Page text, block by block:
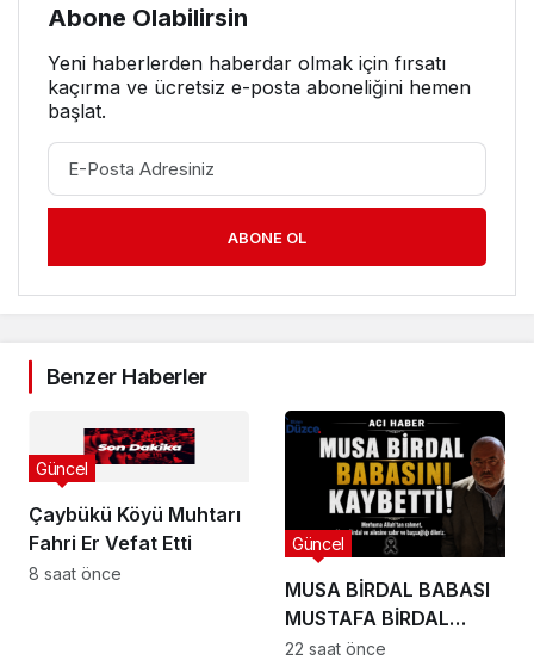
Abone Olabilirsin
Yeni haberlerden haberdar olmak için fırsatı
kaçırma ve ücretsiz e-posta aboneliğini hemen
başlat.
ABONE OL
Benzer Haberler
Çaybükü Köyü Muhtarı
Fahri Er Vefat Etti
Güncel
8 saat önce
MUSA BİRDAL BABASI
MUSTAFA BİRDAL
HAYATINI KAYBETTİ
Güncel
22 saat önce